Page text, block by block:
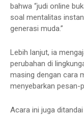
bahwa “judi online
soal mentalitas
generasi muda.”
Lebih lanjut, ia
perubahan di
masing dengan cara
menyebarkan
Acara ini juga